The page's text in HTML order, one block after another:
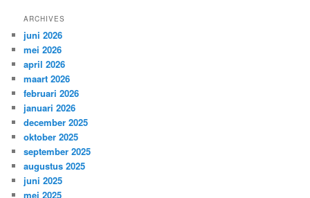
ARCHIVES
juni 2026
mei 2026
april 2026
maart 2026
februari 2026
januari 2026
december 2025
oktober 2025
september 2025
augustus 2025
juni 2025
mei 2025